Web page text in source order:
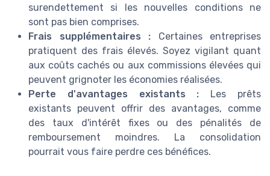
surendettement si les nouvelles conditions ne
sont pas bien comprises.
Frais supplémentaires : Certaines entreprises
pratiquent des frais élevés. Soyez vigilant quant
aux coûts cachés ou aux commissions élevées qui
peuvent grignoter les économies réalisées.
Perte d'avantages existants : Les prêts
existants peuvent offrir des avantages, comme
des taux d'intérêt fixes ou des pénalités de
remboursement moindres. La consolidation
pourrait vous faire perdre ces bénéfices.